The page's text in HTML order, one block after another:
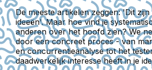
De meeste artikelen zeggen: 'Dit zijn
ideeën'. Maar hoe vind je
anderen over het hoofd zien? We
door een concreet proces - van
en concurrentieanalyse tot het
daadwerkelijk interesse heeft in je